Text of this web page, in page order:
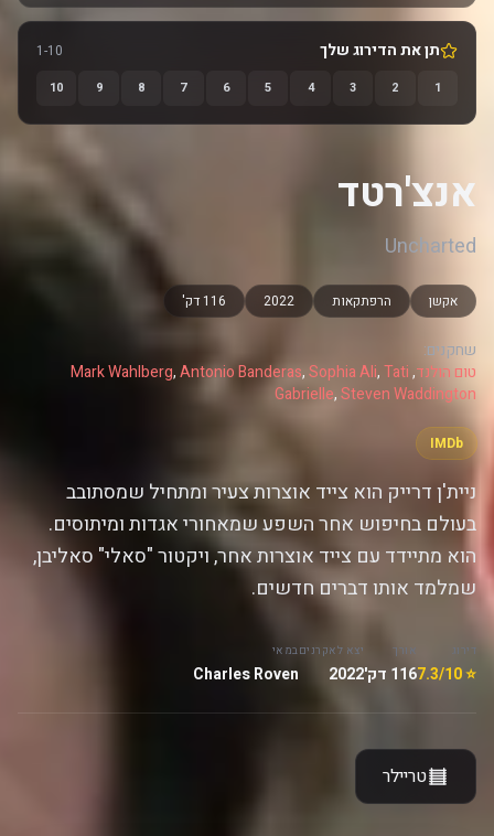
תן את הדירוג שלך 1-10
1
2
3
4
5
6
7
8
9
10
אנצ'רטד
Uncharted
אקשן הרפתקאות 2022 116 דק'
שחקנים:
טום הולנד,
Mark Wahlberg,Antonio Banderas,Sophia Ali,Tati
Gabrielle,Steven Waddington
IMDb
ניית'ן דרייק הוא צייד אוצרות צעיר ומתחיל שמסתובב
בעולם בחיפוש אחר השפע שמאחורי אגדות ומיתוסים.
הוא מתיידד עם צייד אוצרות אחר, ויקטור "סאלי" סאליבן,
שמלמד אותו דברים חדשים.
דירוג
⭐ 7.3/10
אורך
116 דק'
יצא לאקרנים
2022
במאי
Charles Roven
טריילר